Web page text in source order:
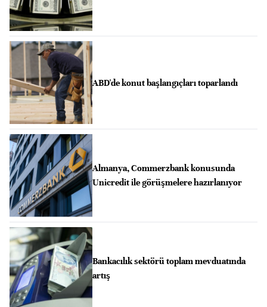
ABD'de konut başlangıçları toparlandı
Almanya, Commerzbank konusunda
Unicredit ile görüşmelere hazırlanıyor
Bankacılık sektörü toplam mevduatında
artış